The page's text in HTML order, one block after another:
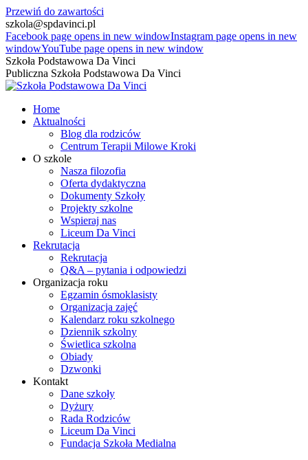
Przewiń do zawartości
szkola@spdavinci.pl
Facebook page opens in new windowInstagram page opens in new
windowYouTube page opens in new window
Szkoła Podstawowa Da Vinci
Publiczna Szkoła Podstawowa Da Vinci
Home
Aktualności
Blog dla rodziców
Centrum Terapii Milowe Kroki
O szkole
Nasza filozofia
Oferta dydaktyczna
Dokumenty Szkoły
Projekty szkolne
Wspieraj nas
Liceum Da Vinci
Rekrutacja
Rekrutacja
Q&A – pytania i odpowiedzi
Organizacja roku
Egzamin ósmoklasisty
Organizacja zajęć
Kalendarz roku szkolnego
Dziennik szkolny
Świetlica szkolna
Obiady
Dzwonki
Kontakt
Dane szkoły
Dyżury
Rada Rodziców
Liceum Da Vinci
Fundacja Szkoła Medialna